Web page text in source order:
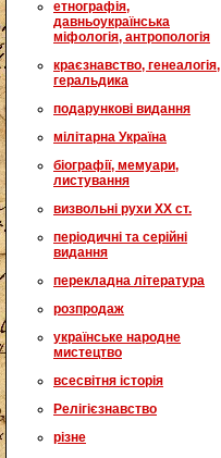
етнографія,
давньоукраїнська
міфологія, антропологія
краєзнавство, генеалогія,
геральдика
подарункові видання
мілітарна Україна
біографії, мемуари,
листування
визвольні рухи XX ст.
періодичні та серійні
видання
перекладна література
розпродаж
українське народне
мистецтво
всесвітня історія
Релігієзнавство
різне